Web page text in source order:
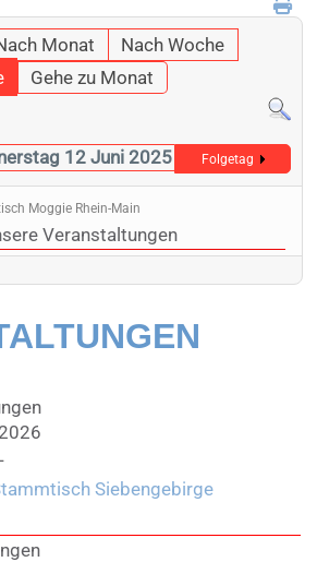
Monat
Nach Woche
Gehe zu Monat
12 Juni 2025 Folgetag
Moggie Rhein-Main
Veranstaltungen
-
Siebengebirge